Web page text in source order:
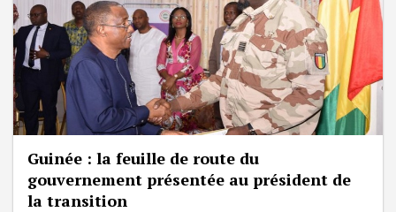
Guinée : la feuille de route du
gouvernement présentée au président de
la transition